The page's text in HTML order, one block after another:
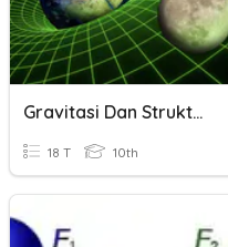
Gravitasi Dan Struktur Bumi
18 T 10th